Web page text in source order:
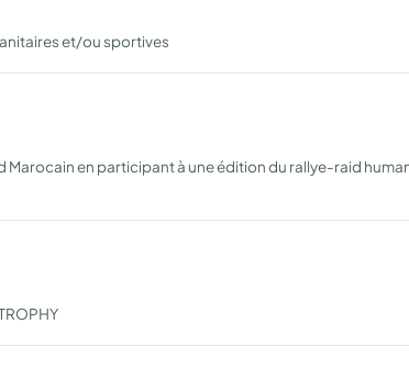
et/ou sportives
en participant à une édition du rallye-raid